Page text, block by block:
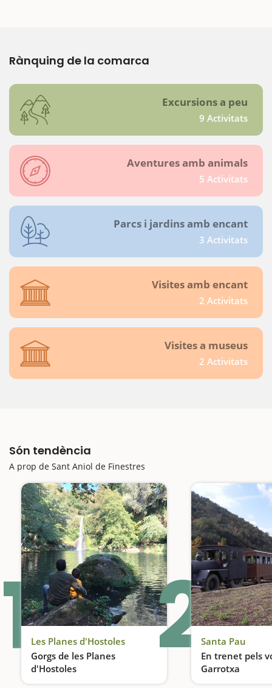
Rànquing de la comarca
Excursions a peu
9 Activitats
Aventures amb animals
5 Activitats
Parcs i jardins amb encant
3 Activitats
Visites amb encant
2 Activitats
Visites a museus
2 Activitats
Són tendència
A prop de Sant Aniol de Finestres
1 Les Planes d'Hostoles
Gorgs de les Planes
d'Hostoles
Un espai protegit
2Santa Pau
En trenet pels
Garrotxa